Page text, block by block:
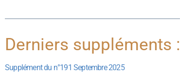
Derniers suppléments :
Supplément du n°191 Septembre 2025